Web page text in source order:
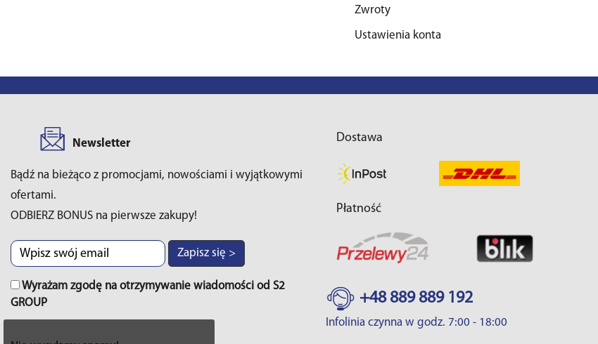
Zwroty
Ustawienia konta
Newsletter
Bądź na bieżąco z promocjami, nowościami i wyjątkowymi
ofertami.
ODBIERZ BONUS na pierwsze zakupy!
Zapisz się >
Wyrażam zgodę na otrzymywanie wiadomości od S2
GROUP
Dostawa
Płatność
+48 889 889 192
Infolinia czynna w godz. 7:00 - 18:00